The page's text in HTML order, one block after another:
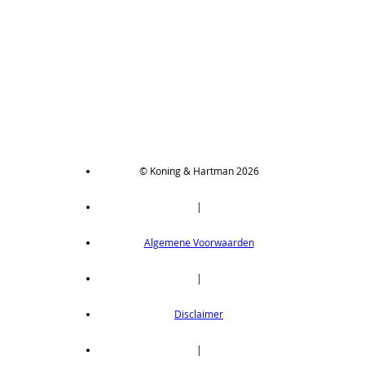
© Koning & Hartman 2026
|
Algemene Voorwaarden
|
Disclaimer
|